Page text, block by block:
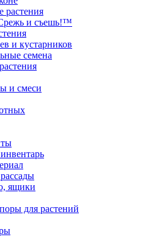
растения
и съешь!™
и кустарников
семена
и смеси
ящики
для растений